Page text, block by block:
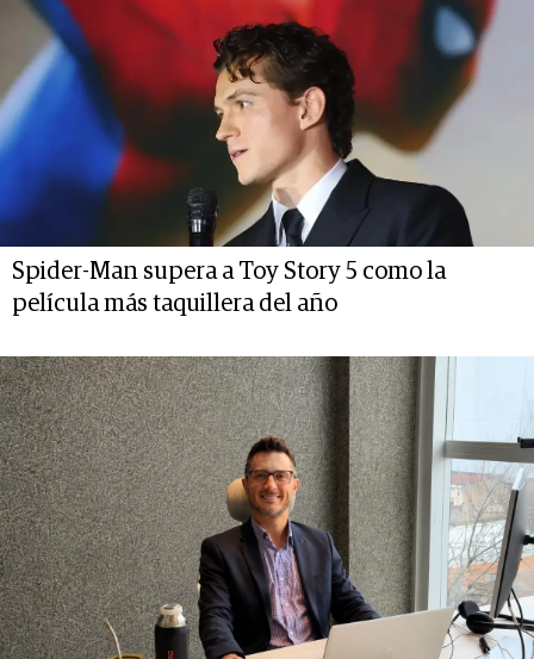
Spider-Man supera a Toy Story 5 como la
película más taquillera del año